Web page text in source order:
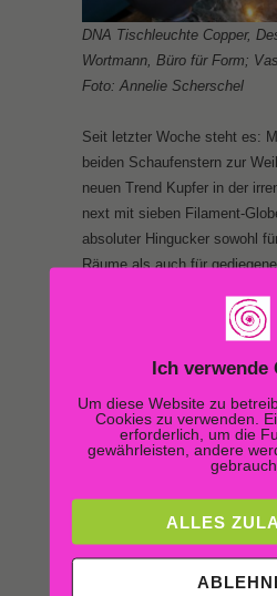
DNA Tischleuchte Copper,
Wortmann, Büro für Form;
Foto: Annelie Scherschel
Seit letzter Woche steht es:
beiden Schaufenstern zur
neuen Trend Kupfer in der
next mit sieben Filament-
absoluter Hingucker sowohl
Räume als auch für
selbstverständlich dimmbar.
Ich verwende
Um diese Website zu
Cookies zu verwenden.
erforderlich, um die
gewährleisten, andere
ALLES